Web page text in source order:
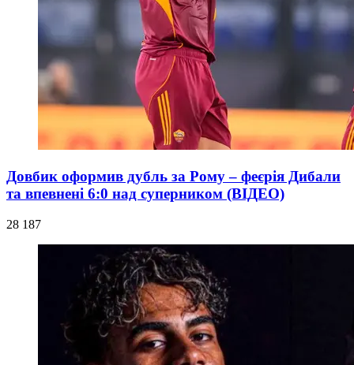
Довбик оформив дубль за Рому – феєрія Дибали
та впевнені 6:0 над суперником (ВІДЕО)
28 187